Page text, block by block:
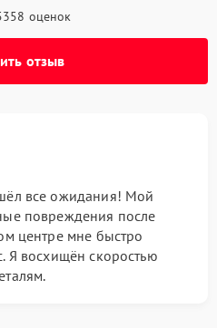
оценок
отзыв
все ожидания! Мой
повреждения после
центре мне быстро
Я восхищён скоростью